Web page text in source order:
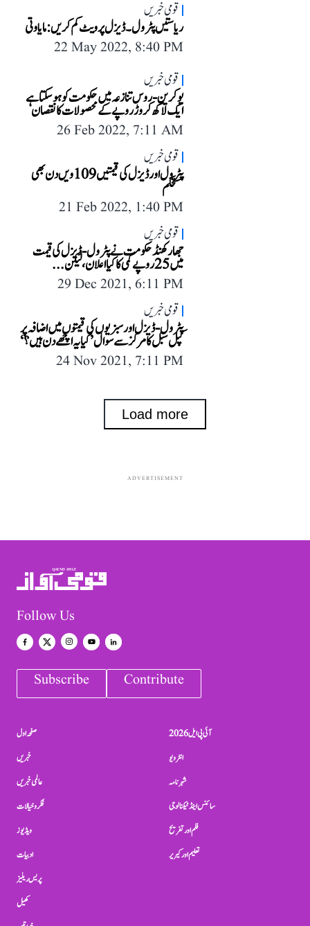
قومی خبریں
ریاستیں پٹرول۔ڈیزل پر ویٹ کم کریں: مایاوتی
22 May 2022, 8:40 PM
قومی خبریں
یوکرین -روس تنازعہ میں حکومت کوہو سکتا ہے
ایک لاکھ کروڑ روپے کے محصولات کا نقصان
26 Feb 2022, 7:11 AM
قومی خبریں
پٹرول اور ڈیزل کی قیمتیں 109ویں دن بھی
مستحکم
21 Feb 2022, 1:40 PM
قومی خبریں
جھارکھنڈ حکومت نے پٹرول-ڈیزل کی قیمت
میں 25 روپے کمی کا کیا اعلان، لیکن...
29 Dec 2021, 6:11 PM
قومی خبریں
پٹرول-ڈیزل اور سبزیوں کی قیمتوں میں اضافہ پر
کپل سبل کا مرکز سے سوال ’کیا یہ اچھے دن ہیں؟‘
24 Nov 2021, 7:11 PM
Load more
ADVERTISEMENT
Follow Us
Subscribe Contribute
صفحہ اول
خبریں
عالمی خبریں
فکر و خیالات
ویڈیوز
ادبیات
پریس ریلیز
کھیل
آئی پی ایل 2026
انٹرویو
شہرنامہ
سائنس اینڈ ٹیکنالوجی
فلم اور تفریح
تعلیم اور کیریر